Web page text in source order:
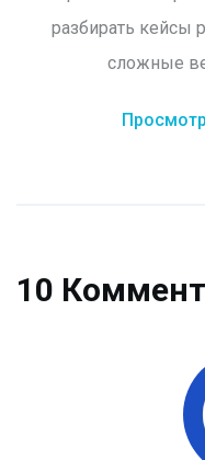
разбирать кейсы
сложные
10